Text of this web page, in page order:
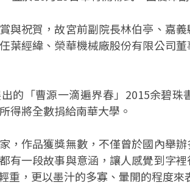
與祝賀，故宮前副院長林伯亭、嘉
葉經緯、榮華機械廠股份有限公司
的「曹源一滴遍界春」2015余碧珠
得將全數捐給南華大學。
，作品獲獎無數，不僅曾於國內舉
有一段故事與意涵，讓人感覺到字
重，更以墨汁的多寡、暈開的程度來